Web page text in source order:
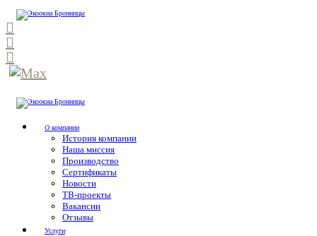
О компании
История компании
Наша миссия
Производство
Сертификаты
Новости
ТВ-проекты
Вакансии
Отзывы
Услуги